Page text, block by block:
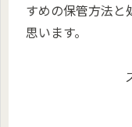
すめの保管方法と
思います。